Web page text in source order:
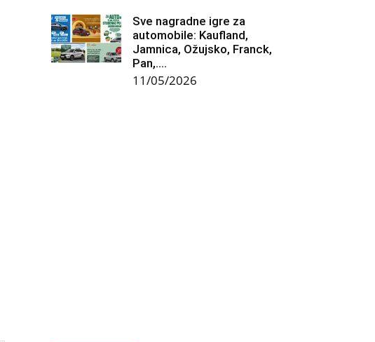
Sve nagradne igre za
automobile: Kaufland,
Jamnica, Ožujsko, Franck,
Pan,….
11/05/2026